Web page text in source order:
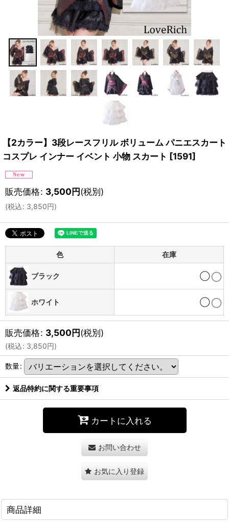
【2カラー】3段レースフリル ボリューム パニエスカート
コスプレ インナー イベント 小物 スカート [1591]
販売価格: 3,500円(税別)
(税込: 3,850円)
色 在庫
ブラック ◯
ホワイト ◯
販売価格: 3,500円(税別)
(税込: 3,850円)
数量:
返品特約に関する重要事項
カートに入れる
お問い合わせ
お気に入り登録
商品詳細